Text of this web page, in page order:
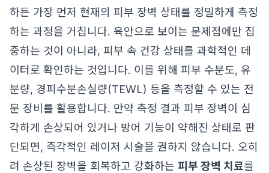
하든 가장 먼저 현재의 피부 장벽 상태를 정밀하게 측정
하는 과정을 거칩니다. 육안으로 보이는 문제점에만 집
중하는 것이 아니라, 피부 속 건강 상태를 과학적인 데
이터로 확인하는 것입니다. 이를 위해 피부 수분도, 유
분량, 경피수분손실량(TEWL) 등을 측정할 수 있는 전
문 장비를 활용합니다. 만약 측정 결과 피부 장벽이 심
각하게 손상되어 있거나 방어 기능이 약해진 상태로 판
단되면, 즉각적인 레이저 시술을 권하지 않습니다. 오히
려 손상된 장벽을 회복하고 강화하는 피부 장벽 치료를